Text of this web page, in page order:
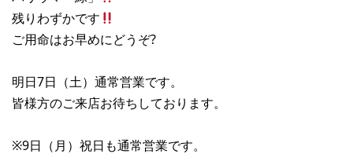
残りわずかです
ご用命はお早めにどうぞ?
明日7日（土）通常営業です。
皆様方のご来店お待ちしております。
※9日（月）祝日も通常営業です。